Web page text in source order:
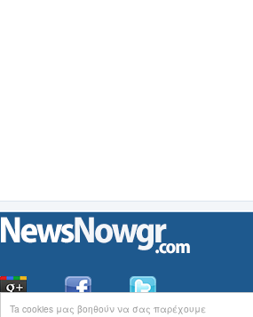
Ta cookies μας βοηθούν να σας παρέχουμε